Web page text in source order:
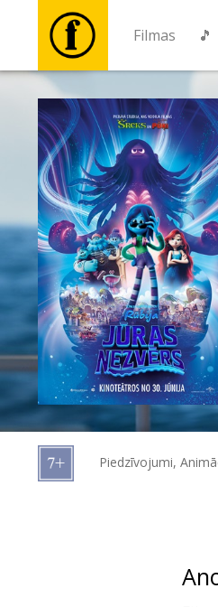
Filmas 🎵
Filmas
🎵
Biļetes
Kultūra
Pasākumi
Ziņas
Dāvanu
kartes
Piedzīvojumi,